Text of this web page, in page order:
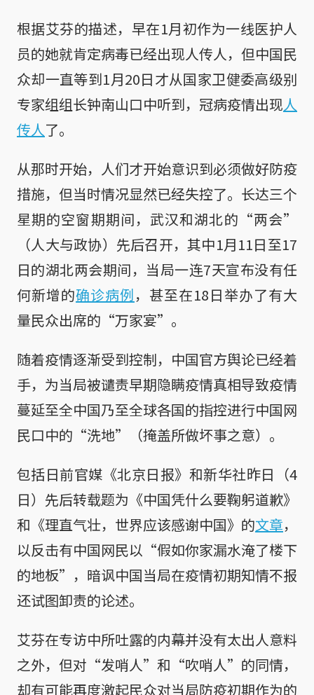
根据艾芬的描述，早在1月初作为一线医护人
员的她就肯定病毒已经出现人传人，但中国民
众却一直等到1月20日才从国家卫健委高级别
专家组组长钟南山口中听到，冠病疫情出现人
传人了。
从那时开始，人们才开始意识到必须做好防疫
措施，但当时情况显然已经失控了。长达三个
星期的空窗期期间，武汉和湖北的“两会”
（人大与政协）先后召开，其中1月11日至17
日的湖北两会期间，当局一连7天宣布没有任
何新增的确诊病例，甚至在18日举办了有大
量民众出席的“万家宴”。
随着疫情逐渐受到控制，中国官方舆论已经着
手，为当局被谴责早期隐瞒疫情真相导致疫情
蔓延至全中国乃至全球各国的指控进行中国网
民口中的“洗地”（掩盖所做坏事之意）。
包括日前官媒《北京日报》和新华社昨日（4
日）先后转载题为《中国凭什么要鞠躬道歉》
和《理直气壮，世界应该感谢中国》的文章，
以反击有中国网民以“假如你家漏水淹了楼下
的地板”，暗讽中国当局在疫情初期知情不报
还试图卸责的论述。
艾芬在专访中所吐露的内幕并没有太出人意料
之外，但对“发哨人”和“吹哨人”的同情，
却有可能再度激起民众对当局防疫初期作为的